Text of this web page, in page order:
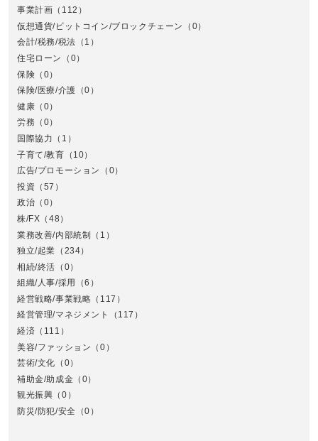
事業計画 （112）
仮想通貨/ビットコイン/ブロックチェーン
（0）
会計/税務/税法 （1）
住宅ローン
（0）
保険 （0）
保険/医療/介護 （0）
健康 （0）
労務 （0）
国際協力 （1）
子育て/教育 （10）
広告/プロモーション
（0）
投資 （57）
政治 （0）
株/FX （48）
業務改善/内部統制 （1）
独立/起業 （234）
相続/終活 （0）
組織/人事/採用
（6）
経営戦略/事業戦略 （117）
経営管理/マネジメント
（117）
経済 （111）
美容/ファッション （0）
芸術/文化 （0）
補助金/助成金 （0）
観光振興 （0）
防災/防犯/安全
（0）